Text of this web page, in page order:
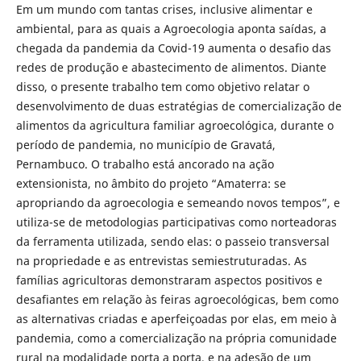
Em um mundo com tantas crises, inclusive alimentar e
ambiental, para as quais a Agroecologia aponta saídas, a
chegada da pandemia da Covid-19 aumenta o desafio das
redes de produção e abastecimento de alimentos. Diante
disso, o presente trabalho tem como objetivo relatar o
desenvolvimento de duas estratégias de comercialização de
alimentos da agricultura familiar agroecológica, durante o
período de pandemia, no município de Gravatá,
Pernambuco. O trabalho está ancorado na ação
extensionista, no âmbito do projeto “Amaterra: se
apropriando da agroecologia e semeando novos tempos”, e
utiliza-se de metodologias participativas como norteadoras
da ferramenta utilizada, sendo elas: o passeio transversal
na propriedade e as entrevistas semiestruturadas. As
famílias agricultoras demonstraram aspectos positivos e
desafiantes em relação às feiras agroecológicas, bem como
as alternativas criadas e aperfeiçoadas por elas, em meio à
pandemia, como a comercialização na própria comunidade
rural na modalidade porta a porta, e na adesão de um